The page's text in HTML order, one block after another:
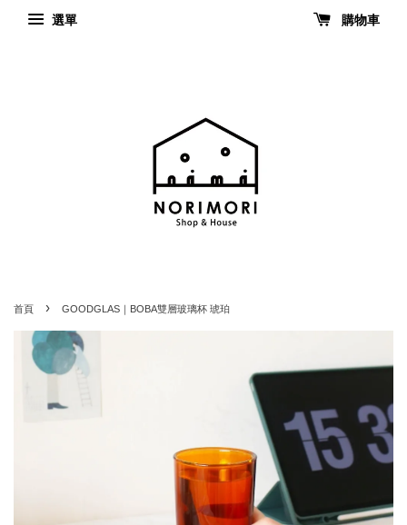
選單 購物車
首頁 › GOODGLAS｜BOBA雙層玻璃杯 琥珀